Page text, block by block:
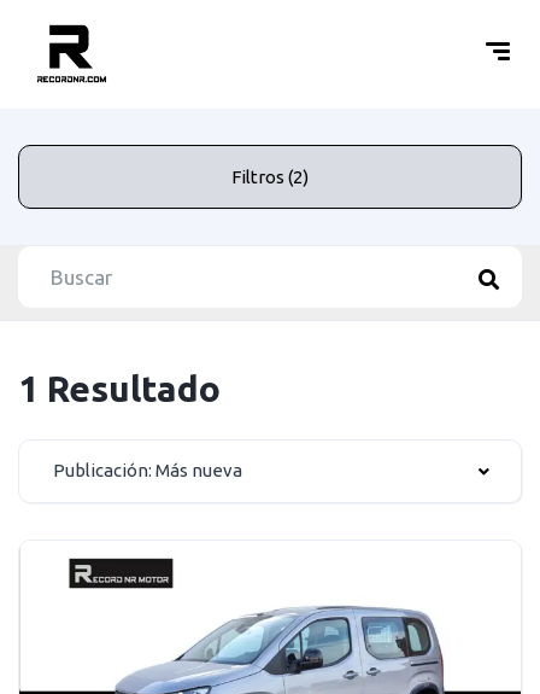
Filtros (2)
1 Resultado
Publicación: Más nueva